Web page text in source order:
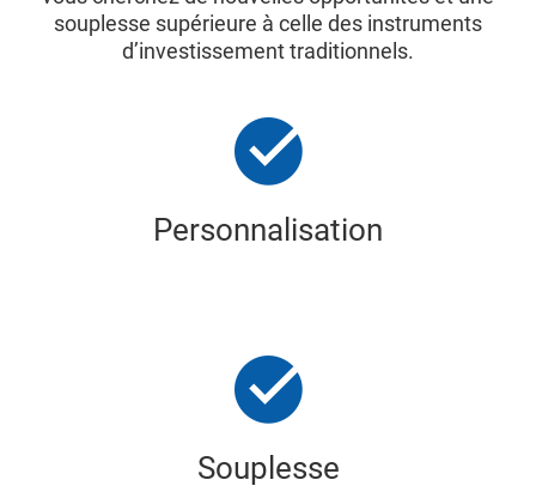
souplesse supérieure à celle des instruments
d’investissement traditionnels.
Personnalisation
Souplesse